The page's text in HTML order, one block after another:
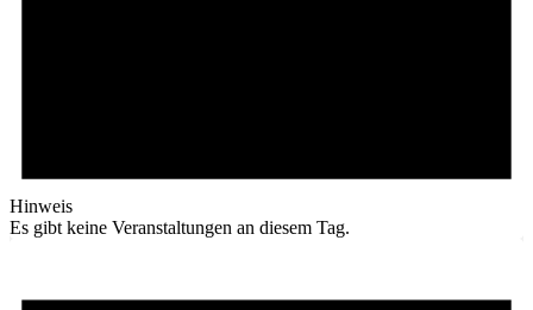
Hinweis
Es gibt keine Veranstaltungen an diesem Tag.